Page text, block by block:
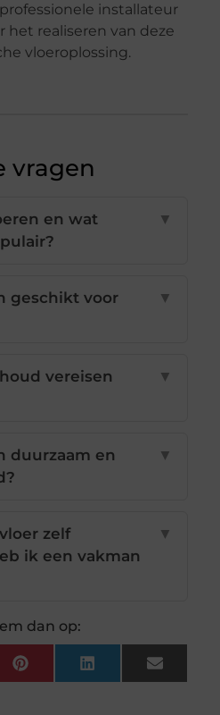
installateur
het realiseren van deze
vloeroplossing.
vragen
en wat
▼
geschikt voor
▼
vereisen
▼
duurzaam en
▼
zelf
ik een vakman
▼
dan op:
PinterestLinkedInEmail